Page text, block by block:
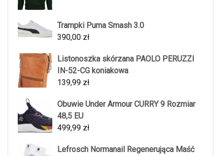
Trampki Puma Smash 3.0
390,00 zł
Listonoszka skórzana PAOLO PERUZZI
IN-52-CG koniakowa
139,99 zł
Obuwie Under Armour CURRY 9 Rozmiar
48,5 EU
499,99 zł
Lefrosch Normanail Regenerująca Maść